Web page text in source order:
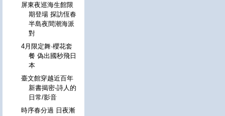
屏東夜巡海生館限
期登場 探訪恆春
半島夜間潮海派
對
4月限定舞·櫻花套
餐 偽出國秒飛日
本
臺文館穿越近百年
新書揭密-詩人的
日常/影音
時序春分過 日夜漸